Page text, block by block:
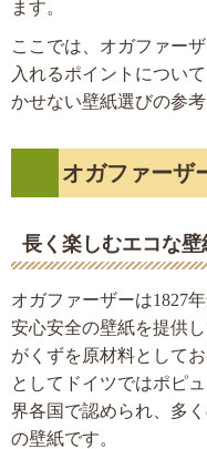
ます。
ここでは、オガファー
入れるポイントについ
かせない壁紙選びの参
オガファーザ
長く楽しむエコな壁
オガファーザーは1827
安心安全の壁紙を提供
がくずを原材料として
としてドイツではポピ
界各国で認められ、多
の壁紙です。